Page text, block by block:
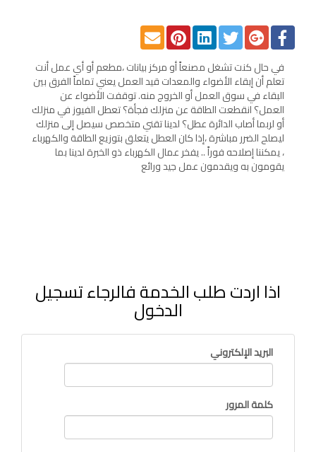
في حال كنت تشغل مصنعاً أو مركز بيانات ،مطعم أو أي عمل أنت
تعلم أن إبقاء الأضواء والمعدات قيد العمل يعني تماماً الفرق بين
البقاء في سوق العمل أو الخروج منه. توقفت الأضواء عن
العمل؟ انقطعت الطاقة عن منزلك فجأة؟ تعطل الفيوز في منزلك
أو لربما أصاب الدائرة عطل؟ لدينا تقني متخصص سيصل إلى منزلك
ليصلح الضرر مباشرة ،إذا كان العطل يتعلق بتوزيع الطاقة والكهرباء
، يمكننا إصلاحه فوراً .. يفخر عمال الكهرباء ذو الخبرة لدينا بما
يقومون به ويقدمون عمل جيد ورائع
اذا اردت طلب الخدمة فالرجاء تسجيل
الدخول
البريد الإلكتروني
كلمة المرور